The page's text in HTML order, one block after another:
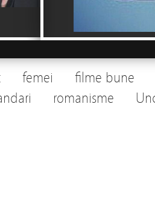
femei
filme bune
romanisme